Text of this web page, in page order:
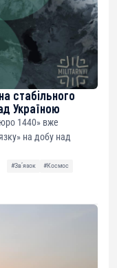
стабільного
Україною
1440» вже
на добу над
#Звʼязок
#Космос